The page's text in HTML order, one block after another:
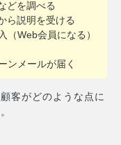
どを調べる
ら説明を受ける
（Web会員になる）
ンメールが届く
客がどのような点に